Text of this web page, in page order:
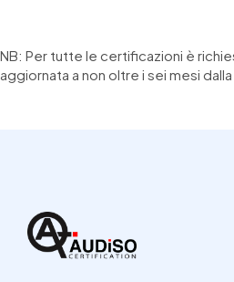
NB: Per tutte le certificazioni è
aggiornata a non oltre i sei mesi